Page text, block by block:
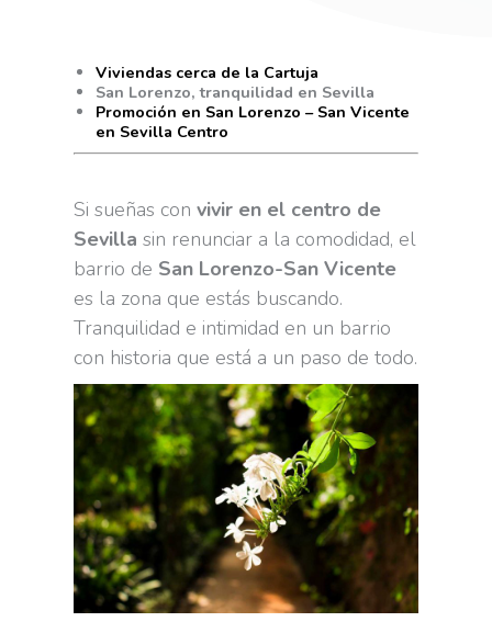
Viviendas cerca de la Cartuja
San Lorenzo, tranquilidad en Sevilla
Promoción en San Lorenzo – San Vicente
en Sevilla Centro
Si sueñas convivir en el centro de
Sevilla sin renunciar a la comodidad, el
barrio de San Lorenzo-San Vicente
es la zona que estás buscando.
Tranquilidad e intimidad en un barrio
con historia que está a un paso de todo.